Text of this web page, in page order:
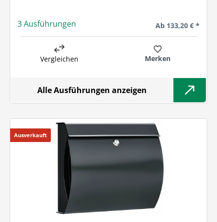
3 Ausführungen Regulärer Preis:
Ab 133,20 € *
Vergleichen Merken
Alle Ausführungen anzeigen
Ausverkauft